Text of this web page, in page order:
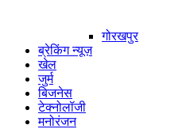
गोरखपुर
ब्रेकिंग न्यूज़
खेल
जुर्म
बिजनेस
टेक्नोलॉजी
मनोरंजन